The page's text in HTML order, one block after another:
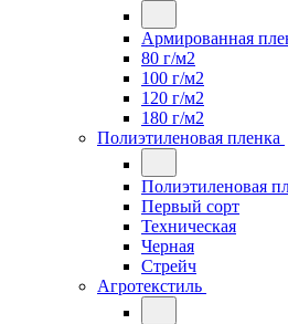
Армированная
80 г/м2
100 г/м2
120 г/м2
180 г/м2
Полиэтиленовая пленка
Полиэтиленовая
Первый сорт
Техническая
Черная
Стрейч
Агротекстиль